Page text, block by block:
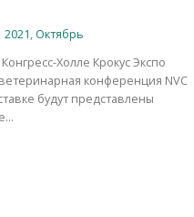
2021, Октябрь
Холле Крокус Экспо
конференция NVC
будут представлены